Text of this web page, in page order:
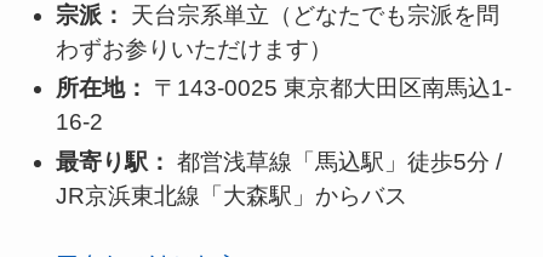
宗派：
天台宗系単立（どなたでも宗派を問
わずお参りいただけます）
所在地：
〒143-0025 東京都大田区南馬込1-
16-2
最寄り駅： 都営浅草線「馬込駅」徒歩5分 /
JR京浜東北線「大森駅」からバス